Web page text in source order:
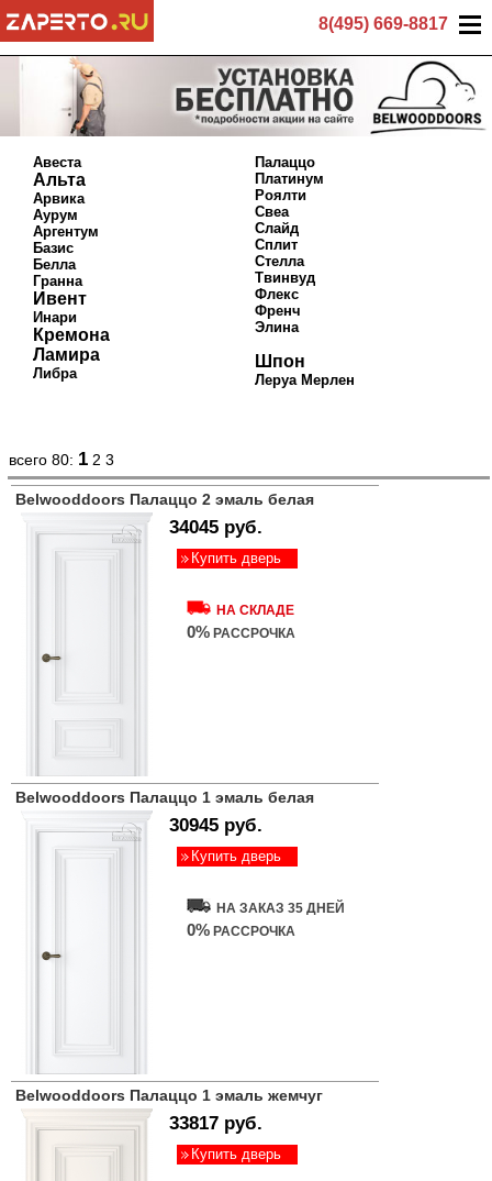
8(495) 669-8817
Авеста
Альта
Арвика
Аурум
Аргентум
Базис
Белла
Гранна
Ивент
Инари
Кремона
Ламира
Либра
Палаццо
Платинум
Роялти
Свеа
Слайд
Сплит
Стелла
Твинвуд
Флекс
Френч
Элина
Шпон
Леруа Мерлен
всего 80: 1 2 3
Belwooddoors Палаццо 2 эмаль белая
34045 руб.
Купить дверь
НА СКЛАДЕ
0% РАССРОЧКА
Belwooddoors Палаццо 1 эмаль белая
30945 руб.
Купить дверь
НА ЗАКАЗ 35 ДНЕЙ
0% РАССРОЧКА
Belwooddoors Палаццо 1 эмаль жемчуг
33817 руб.
Купить дверь